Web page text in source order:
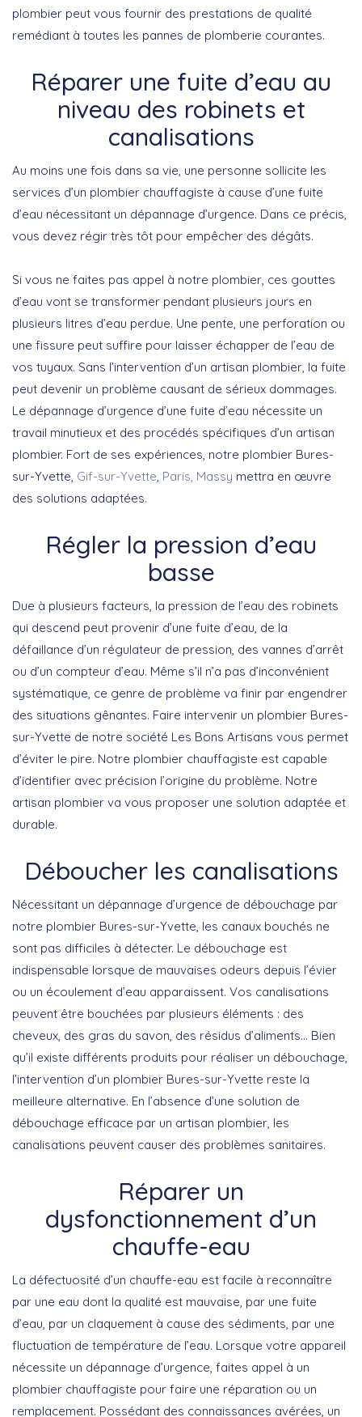
plombier peut vous fournir des prestations de qualité
remédiant à toutes les pannes de plomberie courantes.
Réparer une fuite d’eau au
niveau des robinets et
canalisations
Au moins une fois dans sa vie, une personne sollicite les
services d’un plombier chauffagiste à cause d’une fuite
d’eau nécessitant un dépannage d’urgence. Dans ce précis,
vous devez régir très tôt pour empêcher des dégâts.
Si vous ne faites pas appel à notre plombier, ces gouttes
d’eau vont se transformer pendant plusieurs jours en
plusieurs litres d’eau perdue. Une pente, une perforation ou
une fissure peut suffire pour laisser échapper de l’eau de
vos tuyaux. Sans l’intervention d’un artisan plombier, la fuite
peut devenir un problème causant de sérieux dommages.
Le dépannage d’urgence d’une fuite d’eau nécessite un
travail minutieux et des procédés spécifiques d’un artisan
plombier. Fort de ses expériences, notre plombier Bures-
sur-Yvette, Gif-sur-Yvette Paris, Massy mettra en œuvre
des solutions adaptées.
Régler la pression d’eau
basse
Due à plusieurs facteurs, la pression de l’eau des robinets
qui descend peut provenir d’une fuite d’eau, de la
défaillance d’un régulateur de pression, des vannes d’arrêt
ou d’un compteur d’eau. Même s’il n’a pas d’inconvénient
systématique, ce genre de problème va finir par engendrer
des situations gênantes. Faire intervenir un plombier Bures-
sur-Yvette de notre société Les Bons Artisans vous permet
d’éviter le pire. Notre plombier chauffagiste est capable
d’identifier avec précision l’origine du problème. Notre
artisan plombier va vous proposer une solution adaptée et
durable.
Déboucher les canalisations
Nécessitant un dépannage d’urgence de débouchage par
notre plombier Bures-sur-Yvette, les canaux bouchés ne
sont pas difficiles à détecter. Le débouchage est
indispensable lorsque de mauvaises odeurs depuis l’évier
ou un écoulement d’eau apparaissent. Vos canalisations
peuvent être bouchées par plusieurs éléments : des
cheveux, des gras du savon, des résidus d’aliments… Bien
qu’il existe différents produits pour réaliser un débouchage,
l’intervention d’un plombier Bures-sur-Yvette reste la
meilleure alternative. En l’absence d’une solution de
débouchage efficace par un artisan plombier, les
canalisations peuvent causer des problèmes sanitaires.
Réparer un
dysfonctionnement d’un
chauffe-eau
La défectuosité d’un chauffe-eau est facile à reconnaître
par une eau dont la qualité est mauvaise, par une fuite
d’eau, par un claquement à cause des sédiments, par une
fluctuation de température de l’eau. Lorsque votre appareil
nécessite un dépannage d’urgence, faites appel à un
plombier chauffagiste pour faire une réparation ou un
remplacement. Possédant des connaissances avérées, un